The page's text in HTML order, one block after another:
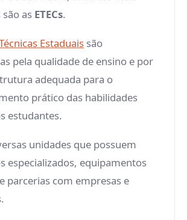
as ETECs.
Estaduais são
pela qualidade de ensino e por
adequada para o
prático das habilidades
estudantes.
unidades que possuem
especializados, equipamentos
parcerias com empresas e